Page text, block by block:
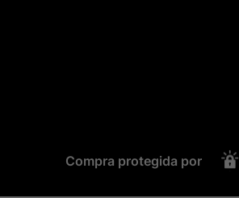
Compra protegida por